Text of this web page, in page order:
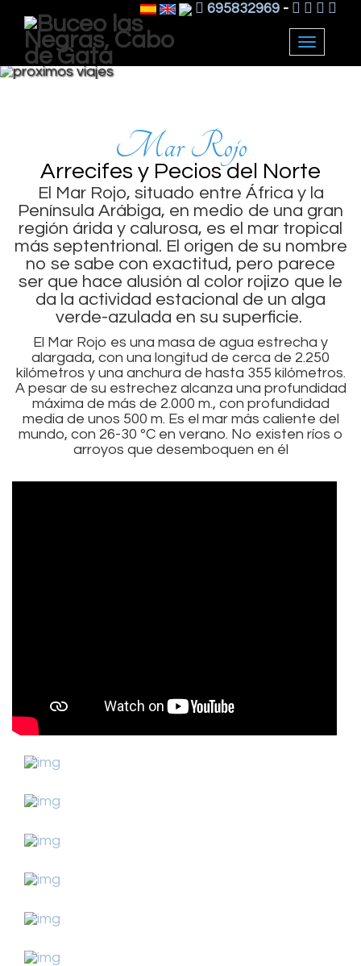
695832969 -
Toggle
Arrecifes y Pecios del Norte
Mar Rojo
Arrecifes y Pecios del Norte
El Mar Rojo, situado entre África y la
Península Arábiga, en medio de una gran
región árida y calurosa, es el mar tropical
más septentrional. El origen de su nombre
no se sabe con exactitud, pero parece
ser que hace alusión al color rojizo que le
da la actividad estacional de un alga
verde-azulada en su superficie.
El Mar Rojo es una masa de agua estrecha y
alargada, con una longitud de cerca de 2.250
kilómetros y una anchura de hasta 355 kilómetros.
A pesar de su estrechez alcanza una profundidad
máxima de más de 2.000 m., con profundidad
media de unos 500 m. Es el mar más caliente del
mundo, con 26-30 ºC en verano. No existen ríos o
arroyos que desemboquen en él